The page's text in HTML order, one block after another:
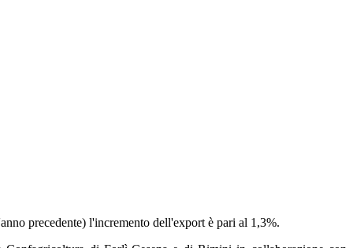
precedente) l'incremento dell'export è pari al 1,3%.